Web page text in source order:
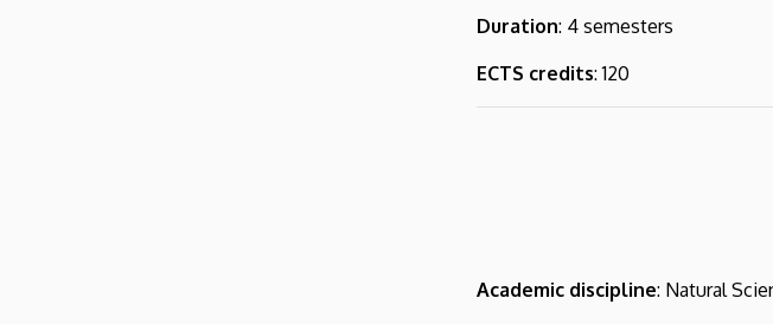
Duration: 4 semesters
ECTS credits: 120
Academic discipline: Natural